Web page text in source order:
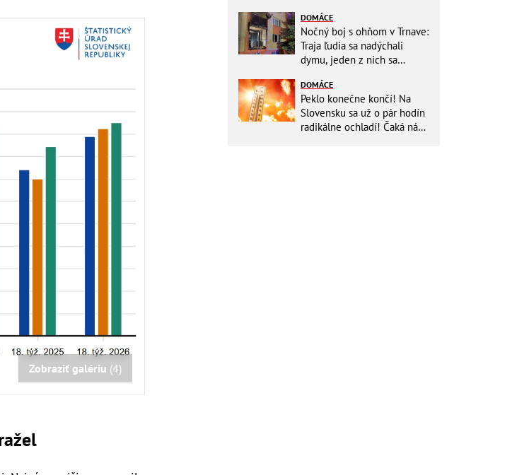
Zobraziť galériu (4)
DOMÁCE
Nočný boj s ohňom v Trnave:
Traja ľudia sa nadýchali
dymu, jeden z nich sa
DOMÁCE
Peklo konečne končí! Na
Slovensku sa už o pár hodín
radikálne ochladí! Čaká nás